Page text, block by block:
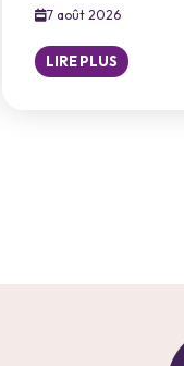
7 août 2026
LIRE PLUS